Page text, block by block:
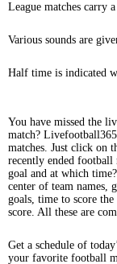
League matches carry
Various sounds are
Half time is indicated
You have missed the
match?
matches. Just click on
recently ended football
goal and at which
center of team names,
goals, time to score
score. All these are
Get a schedule of
your favorite football